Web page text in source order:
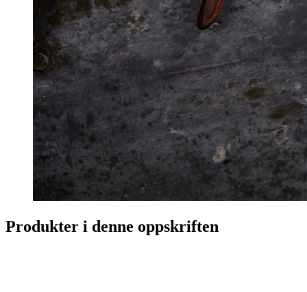
Produkter i denne oppskriften